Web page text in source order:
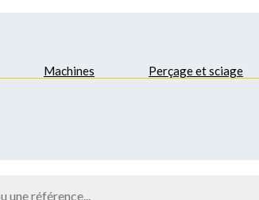
Machines Perçage et sciage